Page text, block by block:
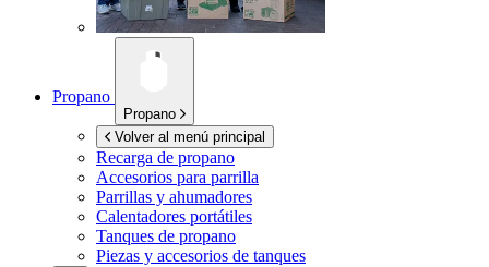
Propano
Propano
Volver al menú principal
Recarga de propano
Accesorios para parrilla
Parrillas y ahumadores
Calentadores portátiles
Tanques de propano
Piezas y accesorios de tanques